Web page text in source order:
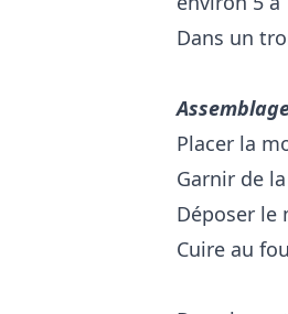
Dans un
Placer la
Garnir de
Déposer le
Cuire au